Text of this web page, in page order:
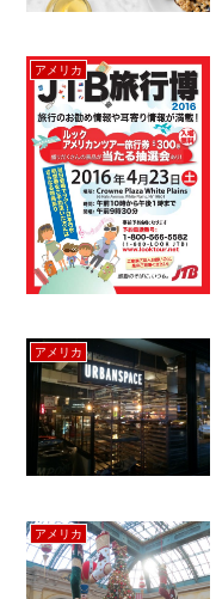
アメリカ
アメリカ
アメリカ